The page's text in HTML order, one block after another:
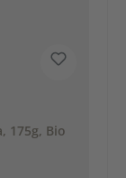
175g, Bio